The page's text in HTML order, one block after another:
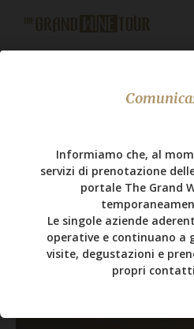
Informiamo che, al
servizi di prenotazione
portale The Grand
Le singole aziende
operative e continuano
visite, degustazioni e
propri
Le più
vitivinicole